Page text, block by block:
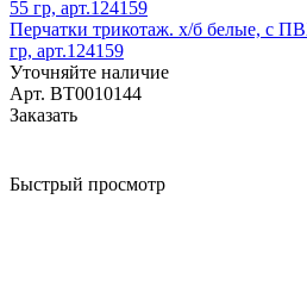
Перчатки трикотаж. х/б белые, с
гр, арт.124159
Уточняйте наличие
Арт. BT0010144
Заказать
Быстрый просмотр